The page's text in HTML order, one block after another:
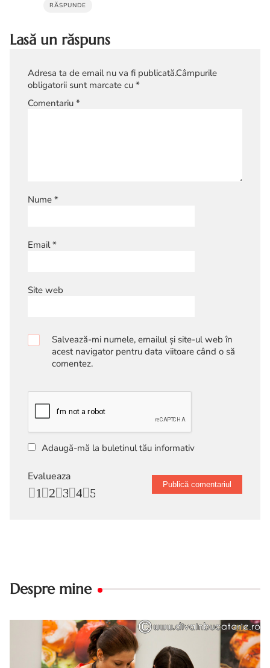
RĂSPUNDE
Lasă un răspuns
Adresa ta de email nu va fi publicată.Câmpurile
obligatorii sunt marcate cu *
Comentariu *
Nume *
Email*
Site web
Salvează-mi numele, emailul și site-ul web în
acest navigator pentru data viitoare când o să
comentez.
Adaugă-mă la buletinul tău informativ
Evalueaza
5
4
3
2
1
Despre mine